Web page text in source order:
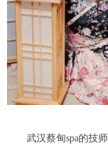
武汉蔡甸spa的技师